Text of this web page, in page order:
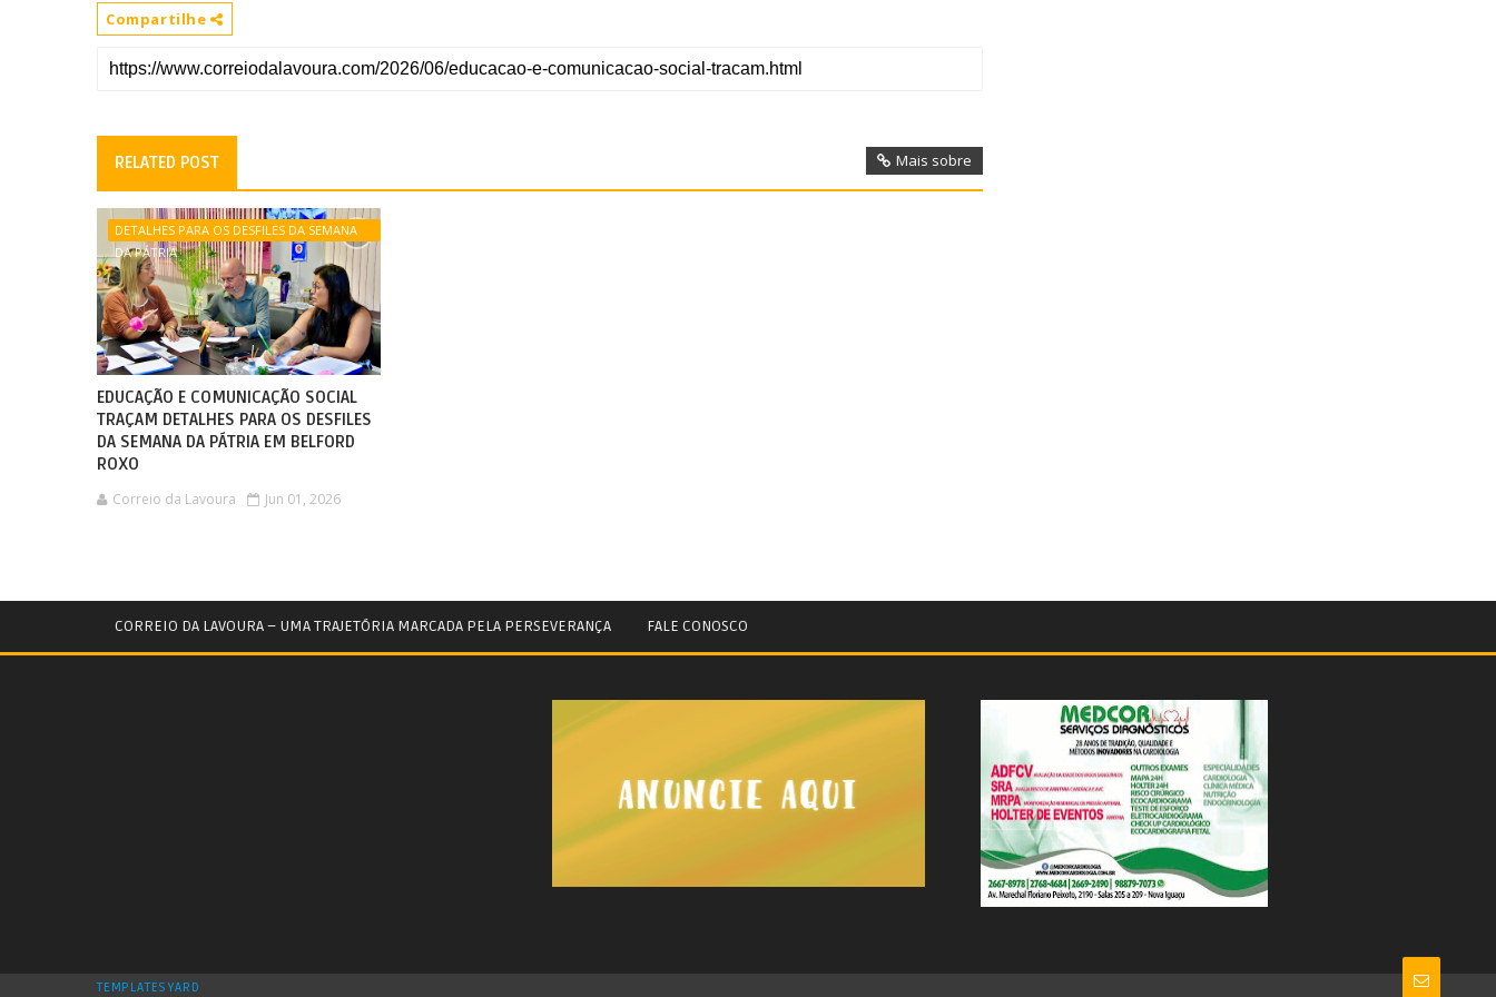
Compartilhe
RELATED POST Mais sobre
DETALHES PARA OS DESFILES DA SEMANA
DA PÁTRIA
EDUCAÇÃO E COMUNICAÇÃO SOCIAL
TRAÇAM DETALHES PARA OS DESFILES
DA SEMANA DA PÁTRIA EM BELFORD
ROXO
Correio da Lavoura Jun 01, 2026
CORREIO DA LAVOURA – UMA TRAJETÓRIA MARCADA PELA PERSEVERANÇA FALE CONOSCO
TEMPLATESYARD